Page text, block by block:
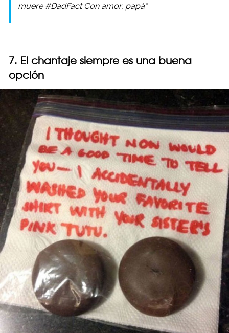
muere #DadFact Con amor, papá”
7. El chantaje siempre es una buena
opción